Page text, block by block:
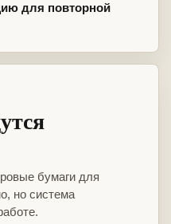
для повторной
бумаги для
но система